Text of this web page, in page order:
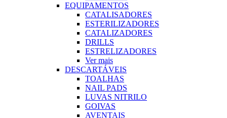
EQUIPAMENTOS
CATALISADORES
ESTERILIZADORES
CATALIZADORES
DRILLS
ESTRELIZADORES
Ver mais
DESCARTÁVEIS
TOALHAS
NAIL PADS
LUVAS NITRILO
GOIVAS
AVENTAIS